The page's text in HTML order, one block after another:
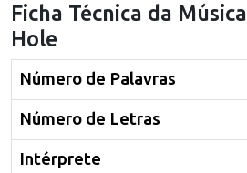
Ficha Técnica da Música
Hole
Número de Palavras
Número de Letras
Intérprete